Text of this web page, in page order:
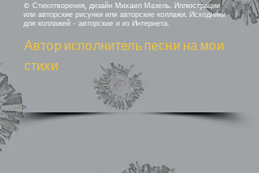
© Стихотворения, дизайн Михаил Мазель. Иллюстрации
или авторские рисунки или авторские коллажи. Исходники
для коллажей - авторские и из Интернета.
Автор исполнитель песни на мои
стихи